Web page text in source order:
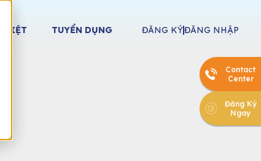
BIỆT TUYỂN DỤNG ĐĂNG KÝĐĂNG NHẬP
Contact
Center
Đăng Ký
Ngay